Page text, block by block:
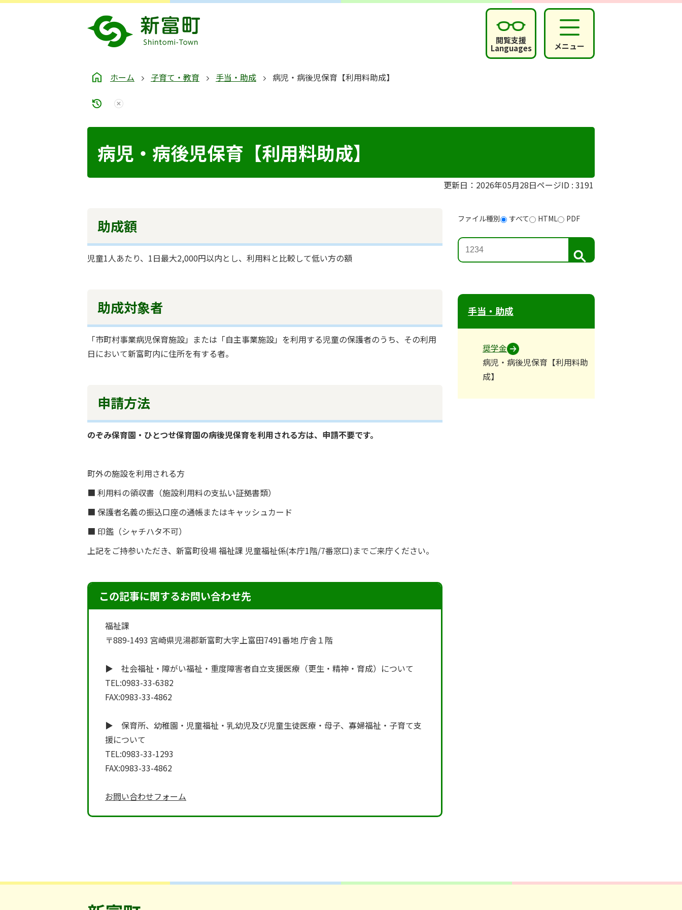
閲覧支援
Languages メニュー
ホーム 子育て・教育 手当・助成 病児・病後児保育【利用料助成】
病児・病後児保育【利用料助成】
更新日：2026年05月28日ページID : 3191
助成額
児童1人あたり、1日最大2,000円以内とし、利用料と比較して低い方の額
助成対象者
「市町村事業病児保育施設」または「自主事業施設」を利用する児童の保護者のうち、その利用
日において新富町内に住所を有する者。
申請方法
のぞみ保育園・ひとつせ保育園の病後児保育を利用される方は、申請不要です。
町外の施設を利用される方
■ 利用料の領収書（施設利用料の支払い証拠書類）
■ 保護者名義の振込口座の通帳またはキャッシュカード
■ 印鑑（シャチハタ不可）
上記をご持参いただき、新富町役場 福祉課 児童福祉係(本庁1階/7番窓口)までご来庁ください。
この記事に関するお問い合わせ先
福祉課
〒889-1493 宮崎県児湯郡新富町大字上富田7491番地 庁舎１階
▶ 社会福祉・障がい福祉・重度障害者自立支援医療（更生・精神・育成）について
TEL:0983-33-6382
FAX:0983-33-4862
▶ 保育所、幼稚園・児童福祉・乳幼児及び児童生徒医療・母子、寡婦福祉・子育て支
援について
TEL:0983-33-1293
FAX:0983-33-4862
お問い合わせフォーム
ファイル種別 すべて HTML PDF
検
索
手当・助成
奨学金
病児・病後児保育【利用料助
成】